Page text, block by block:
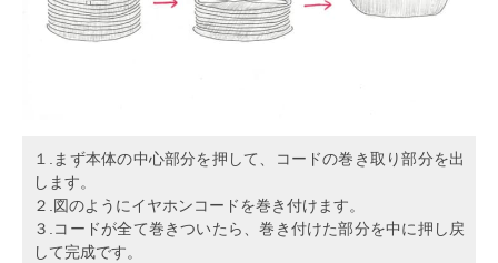
１.まず本体の中心部分を押して、コードの巻き取り部分を出
します。
２.図のようにイヤホンコードを巻き付けます。
３.コードが全て巻きついたら、巻き付けた部分を中に押し戻
して完成です。